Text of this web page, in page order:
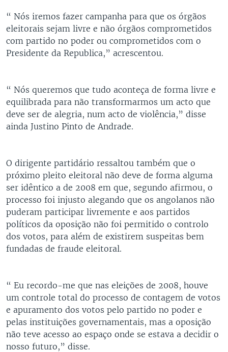
“ Nós iremos fazer campanha para que os órgãos
eleitorais sejam livre e não órgãos comprometidos
com partido no poder ou comprometidos com o
Presidente da Republica,” acrescentou.
“ Nós queremos que tudo aconteça de forma livre e
equilibrada para não transformarmos um acto que
deve ser de alegria, num acto de violência,” disse
ainda Justino Pinto de Andrade.
O dirigente partidário ressaltou também que o
próximo pleito eleitoral não deve de forma alguma
ser idêntico a de 2008 em que, segundo afirmou, o
processo foi injusto alegando que os angolanos não
puderam participar livremente e aos partidos
políticos da oposição não foi permitido o controlo
dos votos, para além de existirem suspeitas bem
fundadas de fraude eleitoral.
“ Eu recordo-me que nas eleições de 2008, houve
um controle total do processo de contagem de votos
e apuramento dos votos pelo partido no poder e
pelas instituições governamentais, mas a oposição
não teve acesso ao espaço onde se estava a decidir o
nosso futuro,” disse.